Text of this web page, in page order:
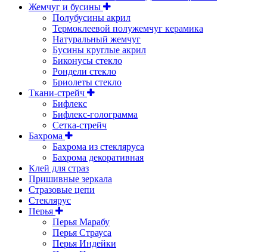
Жемчуг и бусины
Полубусины акрил
Термоклеевой полужемчуг керамика
Натуральный жемчуг
Бусины круглые акрил
Биконусы стекло
Рондели стекло
Бриолеты стекло
Ткани-стрейч
Бифлекс
Бифлекс-голограмма
Сетка-стрейч
Бахрома
Бахрома из стекляруса
Бахрома декоративная
Клей для страз
Пришивные зеркала
Cтразовые цепи
Стеклярус
Перья
Перья Марабу
Перья Страуса
Перья Индейки